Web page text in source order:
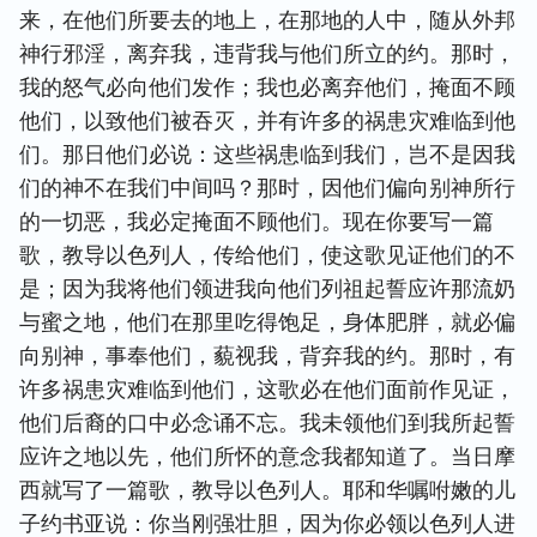
来，在他们所要去的地上，在那地的人中，随从外邦
神行邪淫，离弃我，违背我与他们所立的约。那时，
我的怒气必向他们发作；我也必离弃他们，掩面不顾
他们，以致他们被吞灭，并有许多的祸患灾难临到他
们。那日他们必说：这些祸患临到我们，岂不是因我
们的神不在我们中间吗？那时，因他们偏向别神所行
的一切恶，我必定掩面不顾他们。现在你要写一篇
歌，教导以色列人，传给他们，使这歌见证他们的不
是；因为我将他们领进我向他们列祖起誓应许那流奶
与蜜之地，他们在那里吃得饱足，身体肥胖，就必偏
向别神，事奉他们，藐视我，背弃我的约。那时，有
许多祸患灾难临到他们，这歌必在他们面前作见证，
他们后裔的口中必念诵不忘。我未领他们到我所起誓
应许之地以先，他们所怀的意念我都知道了。当日摩
西就写了一篇歌，教导以色列人。耶和华嘱咐嫩的儿
子约书亚说：你当刚强壮胆，因为你必领以色列人进